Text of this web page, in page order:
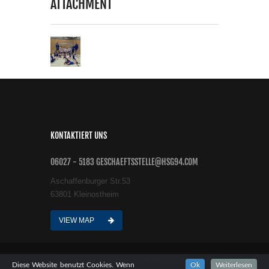
ATTACHMENT
KONTAKTIERT UNS
06027 - 5183 GESCHAEFTSSTELLE@HSG94.COM
Aschaffenburger Str.53
63801 Kleinostheim
VIEW MAP
©2024 HSG 94 Kahl/Kleinostheim Wordpress All
Diese Website benutzt Cookies. Wenn Ok Weiterlesen